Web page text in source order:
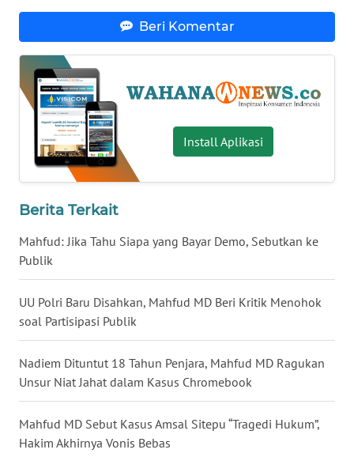
Beri Komentar
Install Aplikasi
Berita Terkait
Mahfud: Jika Tahu Siapa yang Bayar Demo, Sebutkan ke
Publik
UU Polri Baru Disahkan, Mahfud MD Beri Kritik Menohok
soal Partisipasi Publik
Nadiem Dituntut 18 Tahun Penjara, Mahfud MD Ragukan
Unsur Niat Jahat dalam Kasus Chromebook
Mahfud MD Sebut Kasus Amsal Sitepu “Tragedi Hukum”,
Hakim Akhirnya Vonis Bebas
BABEL
WN
SUMBAR
WN
SUMSEL
BENGKULU
WN
WN
NUSANTARA
WN
JOGJA